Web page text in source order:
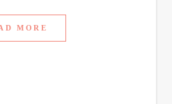
MORE